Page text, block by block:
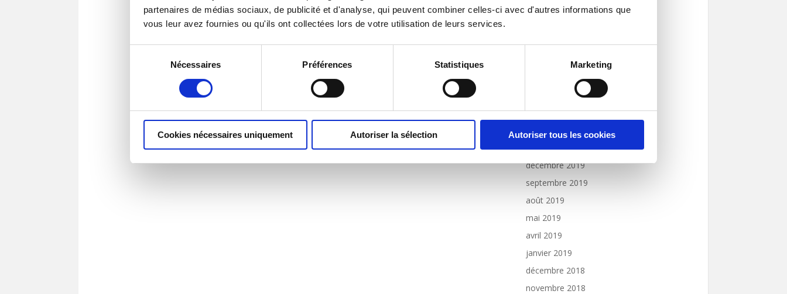
partenaires de médias sociaux, de publicité et d'analyse, qui peuvent combiner celles-ci avec d'autres informations que
vous leur avez fournies ou qu'ils ont collectées lors de votre utilisation de leurs services.
consentement
Nécessaires Préférences Statistiques Marketing
Cookies nécessaires uniquement Autoriser la sélection Autoriser tous les cookies
juillet 2021
janvier 2021
octobre 2020
septembre 2020
juillet 2020
juin 2020
janvier 2020
décembre 2019
septembre 2019
août 2019
mai 2019
avril 2019
janvier 2019
décembre 2018
novembre 2018